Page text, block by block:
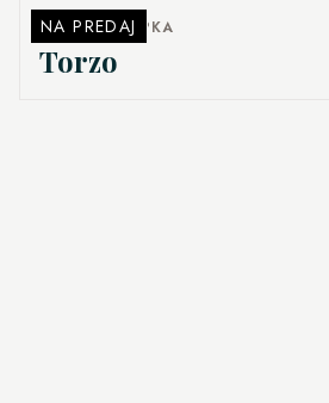
NA PREDAJ
MARTIN ŠČEPKA
Torzo